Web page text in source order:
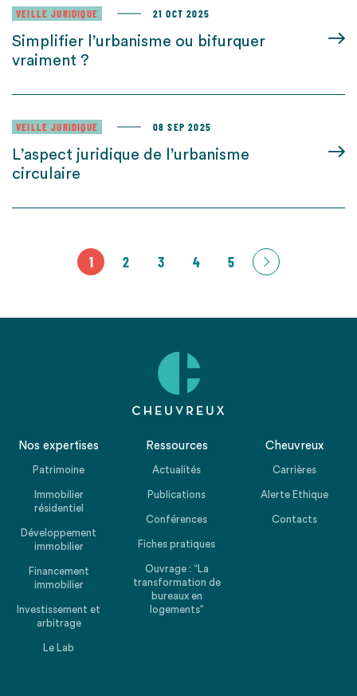
VEILLE JURIDIQUE 21 OCT 2025
Simplifier l’urbanisme ou bifurquer
vraiment ?
VEILLE JURIDIQUE 08 SEP 2025
L’aspect juridique de l’urbanisme
circulaire
1 2 3 4 5
Nos expertises
Patrimoine
Immobilier
résidentiel
Développement
immobilier
Financement
immobilier
Investissement et
arbitrage
Le Lab
Ressources
Actualités
Publications
Conférences
Fiches pratiques
Ouvrage : “La
transformation de
bureaux en
logements”
Cheuvreux
Carrières
Alerte Ethique
Contacts